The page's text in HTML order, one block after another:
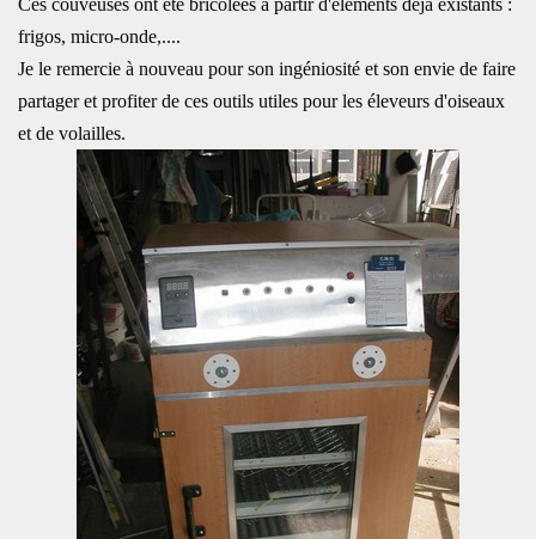
Ces couveuses ont été bricolées à partir d'éléments déjà existants :
frigos, micro-onde,....
Je le remercie à nouveau pour son ingéniosité et son envie de faire
partager et profiter de ces outils utiles pour les éleveurs d'oiseaux
et de volailles.